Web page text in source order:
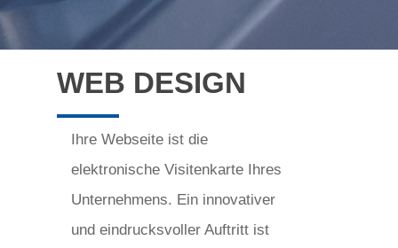
WEB DESIGN
Ihre Webseite ist die
elektronische Visitenkarte Ihres
Unternehmens. Ein innovativer
und eindrucksvoller Auftritt ist